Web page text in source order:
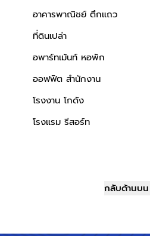
อาคารพาณิชย์ ตึกแถว
ที่ดินเปล่า
อพาร์ทเม้นท์ หอพัก
ออฟฟิต สำนักงาน
โรงงาน โกดัง
โรงแรม รีสอร์ท
กลับด้านบน